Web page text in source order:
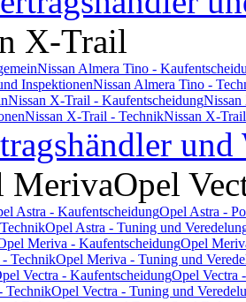
X-Trail
Nissan Almera Tino -
InspektionenNissan Almera Tino -
Nissan X-Trail - KaufentscheidungNissan
Nissan X-Trail - TechnikNissan X-
und
MerivaOpel
Astra - KaufentscheidungOpel Astra -
Opel Astra - Tuning und
Meriva - KaufentscheidungOpel
TechnikOpel Meriva - Tuning und
Vectra - KaufentscheidungOpel Vectra
TechnikOpel Vectra - Tuning und